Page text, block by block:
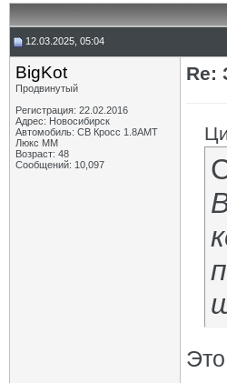
12.03.2025, 05:04
BigKot
Продвинутый
Регистрация: 22.02.2016
Адрес: Новосибирск
Автомобиль: СВ Кросс 1.8АМТ
Люкс ММ
Возраст: 48
Сообщений: 10,097
Re: